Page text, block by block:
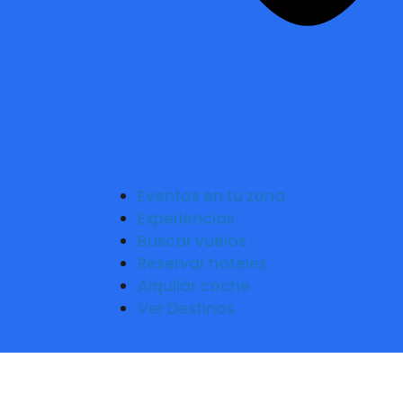
Eventos en tu zona
Experiencias
Buscar vuelos
Reservar hoteles
Alquilar coche
Ver Destinos